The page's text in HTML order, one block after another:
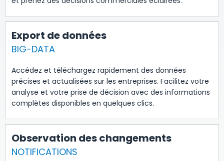
Export de données
BIG-DATA
Accédez et téléchargez rapidement des données
précises et actualisées sur les entreprises. Facilitez votre
analyse et votre prise de décision avec des informations
complètes disponibles en quelques clics.
Observation des changements
NOTIFICATIONS